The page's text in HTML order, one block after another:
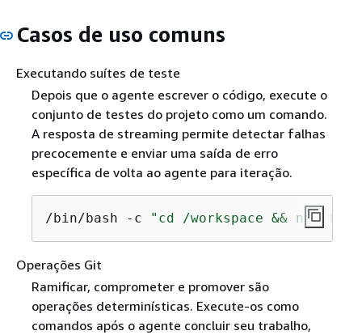
Casos de uso comuns
Executando suítes de teste
Depois que o agente escrever o código, execute o
conjunto de testes do projeto como um comando.
A resposta de streaming permite detectar falhas
precocemente e enviar uma saída de erro
específica de volta ao agente para iteração.
/bin/bash -c "cd /workspace && npm
Operações Git
Ramificar, comprometer e promover são
operações determinísticas. Execute-os como
comandos após o agente concluir seu trabalho,